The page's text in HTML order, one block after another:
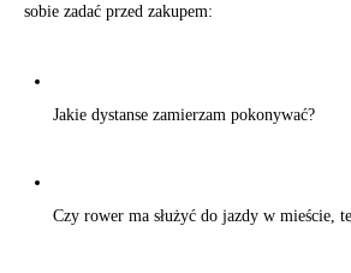
sobie zadać przed zakupem:
Jakie dystanse zamierzam pokonywać?
Czy rower ma służyć do jazdy w mieście,